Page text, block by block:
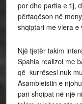
por dhe partia e tij,
përfaqëson në
shqiptari me vlera e
Një tjetër takim
Spahia realizoi me
që kurrësesi nuk
Asambleistin e
pari shqipat në një